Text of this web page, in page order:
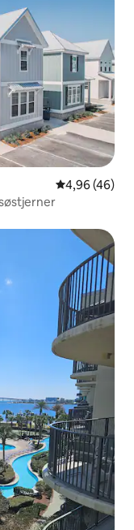
4,96 ud af 5 i
4,96 (46)